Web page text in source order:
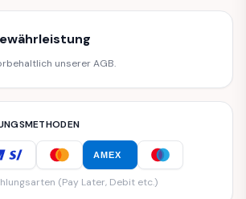
unserer AGB.
AMEX
(Pay Later, Debit etc.)